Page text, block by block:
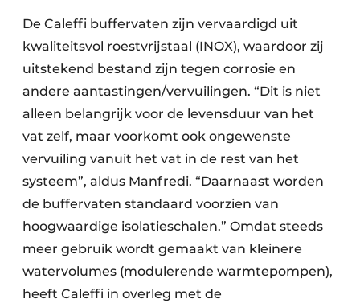
De Caleffi buffervaten zijn vervaardigd uit
kwaliteitsvol roestvrijstaal (INOX), waardoor zij
uitstekend bestand zijn tegen corrosie en
andere aantastingen/vervuilingen. “Dit is niet
alleen belangrijk voor de levensduur van het
vat zelf, maar voorkomt ook ongewenste
vervuiling vanuit het vat in de rest van het
systeem”, aldus Manfredi. “Daarnaast worden
de buffervaten standaard voorzien van
hoogwaardige isolatieschalen.” Omdat steeds
meer gebruik wordt gemaakt van kleinere
watervolumes (modulerende warmtepompen),
heeft Caleffi in overleg met de